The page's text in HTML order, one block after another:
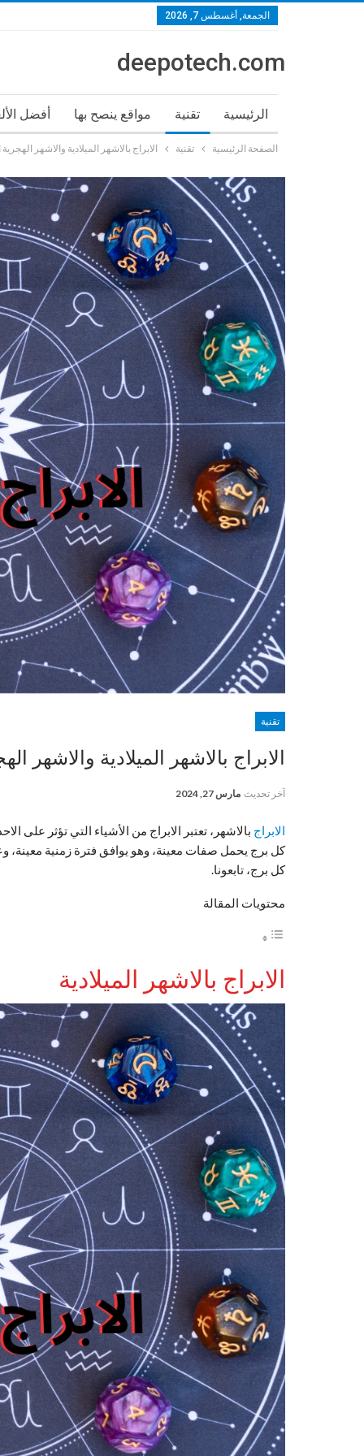
الجمعة, أغسطس 7, 2026
deepotech.com
الرئيسية تقنية مواقع ينصح بها أفضل
الصفحة الرئيسية تقنية الابراج بالاشهر الميلادية والاشهر الهجرية
تقنية
الابراج بالاشهر الميلادية والاشهر
آخر تحديث مارس 27, 2024
الابراج بالاشهر، تعتبر الابراج من الأشياء التي تؤثر
كل برج يحمل صفات معينة، وهو يوافق فترة زمنية معينة،
كل برج، تابعونا.
محتويات المقالة
الابراج بالاشهر الميلادية